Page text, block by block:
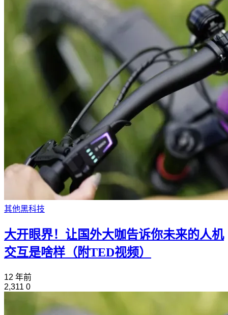
其他黑科技
大开眼界！让国外大咖告诉你未来的人机
交互是啥样（附TED视频）
12 年前
2,311 0